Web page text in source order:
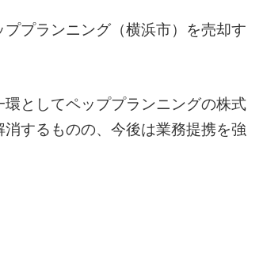
プランニング（横浜市）を売却す
としてペッププランニングの株式
するものの、今後は業務提携を強